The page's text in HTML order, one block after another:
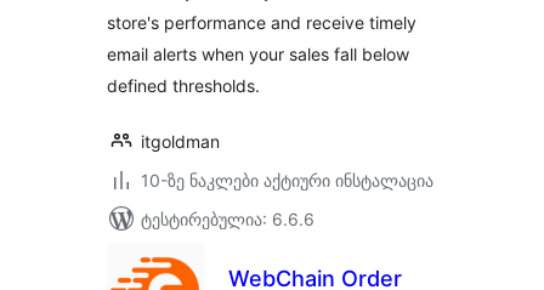
store's performance and receive timely
email alerts when your sales fall below
defined thresholds.
itgoldman
10-ზე ნაკლები აქტიური ინსტალაცია
ტესტირებულია: 6.6.6
WebChain Order